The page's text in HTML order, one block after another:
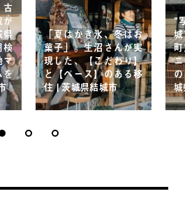
古
が
検
マ
を
「夏はかき氷、冬はお
菓子」。生沼さんが実
現した、【こだわり】
と【ペース】のある移
住 | 茨城県結城市
”